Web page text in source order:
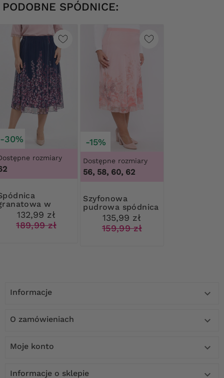
PODOBNE SPÓDNICE:
-30%
rozmiary
w
kwiaty
132,99 zł
189,99 zł
-15%
Dostępne rozmiary
56, 58, 60, 62
Szyfonowa
pudrowa spódnica
w kwiaty
135,99 zł
159,99 zł
Informacje 
O zamówieniach 
Moje konto 
Informacje o sklepie 